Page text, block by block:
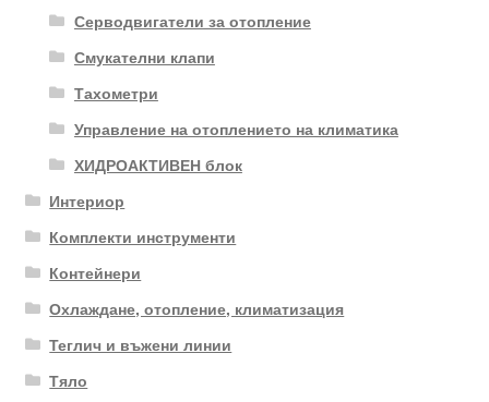
Серводвигатели за отопление
Смукателни клапи
Тахометри
Управление на отоплението на климатика
ХИДРОАКТИВЕН блок
Интериор
Комплекти инструменти
Контейнери
Охлаждане, отопление, климатизация
Теглич и въжени линии
Тяло